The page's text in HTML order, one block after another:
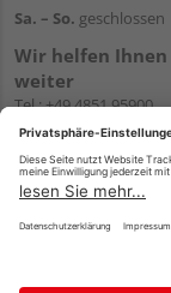
Sa. – So. geschlossen
Wir helfen Ihnen
weiter
Tel.:+49 4851 95900
E-Mail:info@holzland-
WhatsApp
Impressum